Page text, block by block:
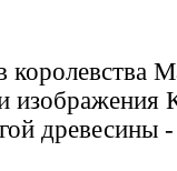
изображения
древесины